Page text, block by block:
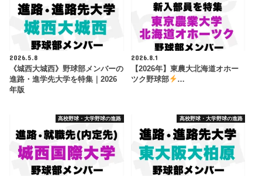
2026.5.8
《城西大城西》野球部メンバーの
進路・進学先大学を特集｜2026
年版
2026.8.1
【2026年】東農大北海道オホー
ツク野球部
…
高校野球・大学野球の進路 高校野球・大学野球の進路